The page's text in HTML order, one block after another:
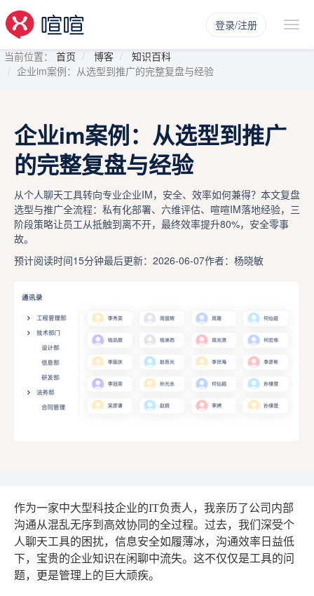
登录/注册
当前位置： 首页 博客
知识百科
企业im案例：从选型到推广的完整复盘与经验
企业im案例：从选型到推广
的完整复盘与经验
从个人聊天工具转向专业企业IM，安全、效率如何兼得？本文复盘
选型与推广全流程：私有化部署、六维评估、喧喧IM落地经验，三
阶段策略让员工从抵触到离不开，最终效率提升80%，安全零事
故。
预计阅读时间15分钟最后更新：2026-06-07作者：杨晓敏
作为一家中大型科技企业的IT负责人，我亲历了公司内部
沟通从混乱无序到高效协同的全过程。过去，我们深受个
人聊天工具的困扰，信息安全如履薄冰，沟通效率日益低
下，宝贵的企业知识在闲聊中流失。这不仅仅是工具的问
题，更是管理上的巨大顽疾。